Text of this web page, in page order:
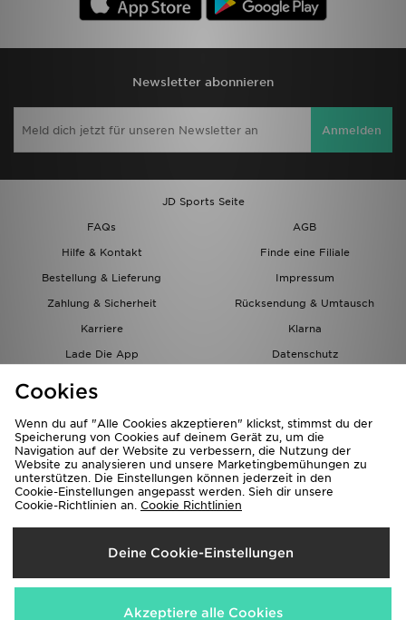
Newsletter abonnieren
Anmelden
JD Sports Seite
FAQs
AGB
Hilfe & Kontakt
Finde eine Filiale
Bestellung & Lieferung
Impressum
Zahlung & Sicherheit
Rücksendung & Umtausch
Karriere
Klarna
Lade Die App
Datenschutz
Lieferung Nach
Österreich
Wir akzeptieren folgende Zahlungsmethoden
Hilfe & Kontakt
Trending Styles
Cookies
Wenn du auf "Alle Cookies akzeptieren" klickst, stimmst du der
Speicherung von Cookies auf deinem Gerät zu, um die
Navigation auf der Website zu verbessern, die Nutzung der
Website zu analysieren und unsere Marketingbemühungen zu
unterstützen. Die Einstellungen können jederzeit in den
Cookie-Einstellungen angepasst werden. Sieh dir unsere
Cookie-Richtlinien an. Cookie Richtlinien
Deine Cookie-Einstellungen
Akzeptiere alle Cookies